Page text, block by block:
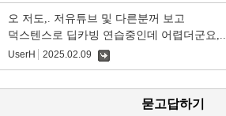
오 저도,. 저유튜브 및 다른분꺼 보고
덕스텐스로 딥카빙 연습중인데 어렵더군요,..
UserH 2025.02.09
묻고답하기